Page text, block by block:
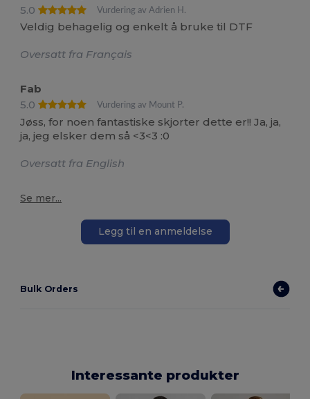
5.0
Vurdering av Adrien H.
Veldig behagelig og enkelt å bruke til DTF
Oversatt fra Français
Fab
5.0
Vurdering av Mount P.
Jøss, for noen fantastiske skjorter dette er!! Ja, ja,
ja, jeg elsker dem så <3<3 :0
Oversatt fra English
Se mer...
Legg til en anmeldelse
Bulk Orders
Interessante produkter